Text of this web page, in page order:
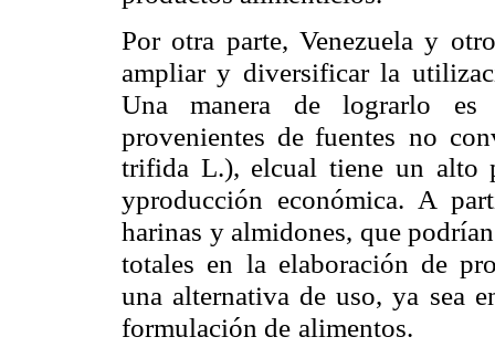
Por otra parte, Venezuela y
ampliar y diversificar la
Una manera de lograrlo es
provenientes de fuentes no
trifida L.), elcual tiene un alto
yproducción económica. A
harinas y almidones, que
totales en la elaboración de
una alternativa de uso, ya sea
formulación de alimentos.